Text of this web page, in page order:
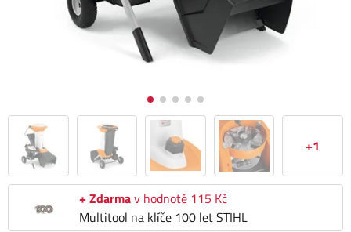
+1
+ Zdarmav hodnotě 115 Kč
Multitool na klíče 100 let STIHL